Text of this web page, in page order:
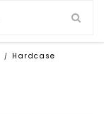
/
Hardcase